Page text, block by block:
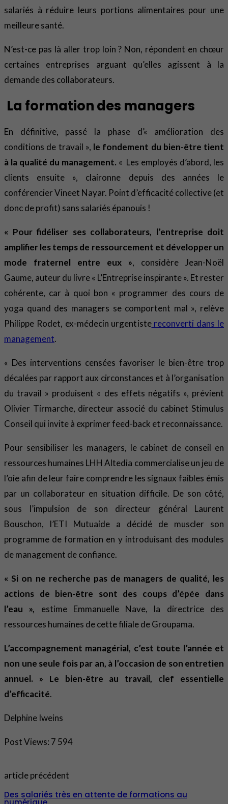
salariés à réduire leurs portions alimentaires pour une
meilleure santé.
N’est-ce pas là aller trop loin ? Non, répondent en chœur
certaines entreprises arguant qu’elles agissent à la
demande des collaborateurs.
La formation des managers
En définitive, passé la phase d’« amélioration des
conditions de travail », le fondement du bien-être tient
à la qualité du management. « Les employés d’abord, les
clients ensuite », claironne depuis des années le
conférencier Vineet Nayar. Point d’efficacité collective (et
donc de profit) sans salariés épanouis !
« Pour fidéliser ses collaborateurs, l’entreprise doit
amplifier les temps de ressourcement et développer un
mode fraternel entre eux », considère Jean-Noël
Gaume, auteur du livre « L’Entreprise inspirante ». Et rester
cohérente, car à quoi bon « programmer des cours de
yoga quand des managers se comportent mal », relève
Philippe Rodet, ex-médecin urgentistereconverti dans le
management.
« Des interventions censées favoriser le bien-être trop
décalées par rapport aux circonstances et à l’organisation
du travail » produisent « des effets négatifs », prévient
Olivier Tirmarche, directeur associé du cabinet Stimulus
Conseil qui invite à exprimer feed-back et reconnaissance.
Pour sensibiliser les managers, le cabinet de conseil en
ressources humaines LHH Altedia commercialise un jeu de
l’oie afin de leur faire comprendre les signaux faibles émis
par un collaborateur en situation difficile. De son côté,
sous l’impulsion de son directeur général Laurent
Bouschon, l’ETI Mutuaide a décidé de muscler son
programme de formation en y introduisant des modules
de management de confiance.
« Si on ne recherche pas de managers de qualité, les
actions de bien-être sont des coups d’épée dans
l’eau », estime Emmanuelle Nave, la directrice des
ressources humaines de cette filiale de Groupama.
L’accompagnement managérial, c’est toute l’année et
non une seule fois par an, à l’occasion de son entretien
annuel. » Le bien-être au travail, clef essentielle
d’efficacité.
Delphine Iweins
Post Views: 7 594
article précédent
Des salariés très en attente de formations au